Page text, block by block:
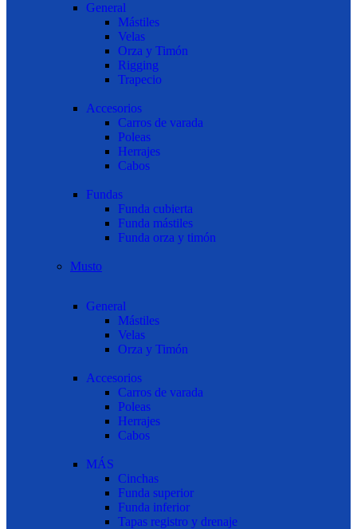
General
Mástiles
Velas
Orza y Timón
Rigging
Trapecio
Accesorios
Carros de varada
Poleas
Herrajes
Cabos
Fundas
Funda cubierta
Funda mástiles
Funda orza y timón
Musto
General
Mástiles
Velas
Orza y Timón
Accesorios
Carros de varada
Poleas
Herrajes
Cabos
MÁS
Cinchas
Funda superior
Funda inferior
Tapas registro y drenaje